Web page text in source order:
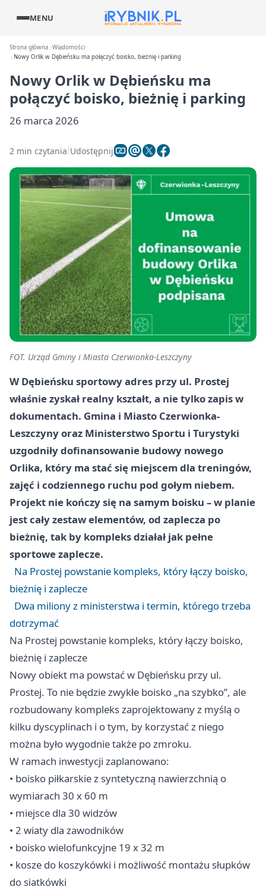
MENU
Strona główna Wiadomości
Nowy Orlik w Dębieńsku ma połączyć boisko, bieżnię i parking
Nowy Orlik w Dębieńsku ma
połączyć boisko, bieżnię i parking
26 marca 2026
2 min czytania Udostępnij
FOT. Urząd Gminy i Miasta Czerwionka-Leszczyny
W Dębieńsku sportowy adres przy ul. Prostej
właśnie zyskał realny kształt, a nie tylko zapis w
dokumentach. Gmina i Miasto Czerwionka-
Leszczyny oraz Ministerstwo Sportu i Turystyki
uzgodniły dofinansowanie budowy nowego
Orlika, który ma stać się miejscem dla treningów,
zajęć i codziennego ruchu pod gołym niebem.
Projekt nie kończy się na samym boisku – w planie
jest cały zestaw elementów, od zaplecza po
bieżnię, tak by kompleks działał jak pełne
sportowe zaplecze.
Na Prostej powstanie kompleks, który łączy boisko,
bieżnię i zaplecze
Dwa miliony z ministerstwa i termin, którego trzeba
dotrzymać
Na Prostej powstanie kompleks, który łączy boisko,
bieżnię i zaplecze
Nowy obiekt ma powstać w Dębieńsku przy ul.
Prostej. To nie będzie zwykłe boisko „na szybko”, ale
rozbudowany kompleks zaprojektowany z myślą o
kilku dyscyplinach i o tym, by korzystać z niego
można było wygodnie także po zmroku.
W ramach inwestycji zaplanowano:
• boisko piłkarskie z syntetyczną nawierzchnią o
wymiarach 30 x 60 m
• miejsce dla 30 widzów
• 2 wiaty dla zawodników
• boisko wielofunkcyjne 19 x 32 m
• kosze do koszykówki i możliwość montażu słupków
do siatkówki